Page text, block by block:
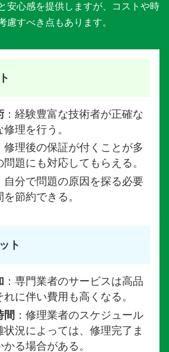
安心感を提供しますが、
コストや時
慮すべき点もあります。
：経験豊富な技術者が正確な
理を行う。
修理後の保証が付くことが多
問題にも対応してもらえる。
自分で問題の原因を探る必要
節約できる。
ト
：専門業者のサービスは高品
に伴い費用も高くなる。
間 ：修理業者のスケジュール
状況によっては、修理完了ま
る場合がある。